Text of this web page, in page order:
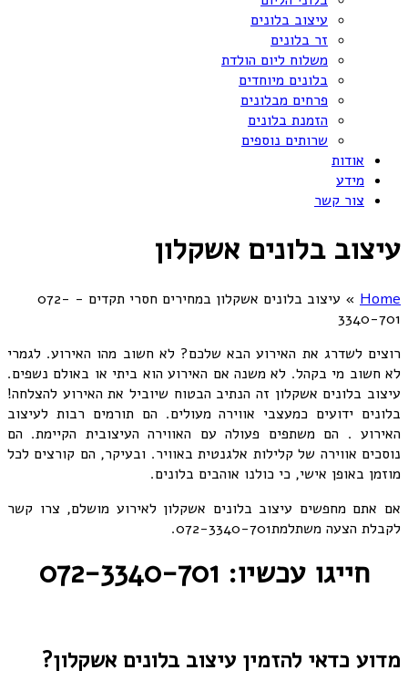
עיצוב בלונים
זר בלונים
משלוח ליום הולדת
בלונים מיוחדים
פרחים מבלונים
הזמנת בלונים
שרותים נוספים
אודות
מידע
צור קשר
עיצוב בלונים אשקלון
Home
»
עיצוב בלונים אשקלון במחירים חסרי תקדים - 072-
3340-701
רוצים לשדרג את האירוע הבא שלכם? לא חשוב מהו האירוע. לגמרי
לא חשוב מי בקהל. לא משנה אם האירוע הוא ביתי או באולם נשפים.
עיצוב בלונים אשקלון זה הנתיב הבטוח שיוביל את האירוע להצלחה!
בלונים ידועים כמעצבי אווירה מעולים. הם תורמים רבות לעיצוב
האירוע . הם משתפים פעולה עם האווירה העיצובית הקיימת. הם
נוסכים אווירה של קלילות אלגנטית באוויר. ובעיקר, הם קורצים לכל
מוזמן באופן אישי, כי כולנו אוהבים בלונים.
אם אתם מחפשים עיצוב בלונים אשקלון לאירוע מושלם, צרו קשר
לקבלת הצעה משתלמת072-3340-701.
חייגו עכשיו: 072-3340-701
מדוע כדאי להזמין עיצוב בלונים אשקלון?